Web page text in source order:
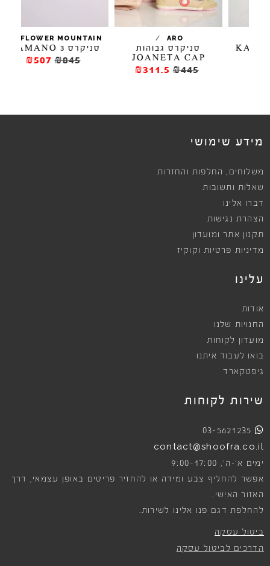
ARO
/
סניקרס גבוהות
JOANETA CAP
₪445
₪311.5
FLOWER MOUNTAIN
/
סניקרס YAMANO 3
₪845
₪507
מידע שימושי
משלוחים , החלפות והחזרות
שאלות ותשובות
דברו אלינו
הצהרת נגישות
תקנון אתר ומועדון
מדיניות פרטיות וקוקיז
עלינו
אודות
החנויות שלנו
מועדון לקוחות
בואו לעבוד איתנו
גיפטקארד
שירות לקוחות
03-5621235
contact@shoofra.co.il
ימים א׳-ה׳, 9:00-17:00
אפשר להחליף צבע ומידה או להחזיר פריטים באופן עצמאי, דרך
האזור האישי.
להחלפת דגם פנו אלינו לשירות.
ביטול עסקה
הדרכים לביטול עסקה